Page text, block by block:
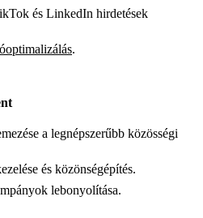
és LinkedIn hirdetések
.
a legnépszerűbb közösségi
és közönségépítés.
lebonyolítása.